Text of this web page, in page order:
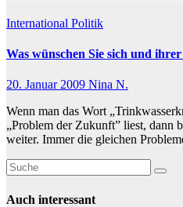
International Politik
Was wünschen Sie sich und
20. Januar 2009 Nina N.
Wenn man das Wort
„Problem der Zukunft” liest, dann
weiter. Immer die gleichen
Auch interessant